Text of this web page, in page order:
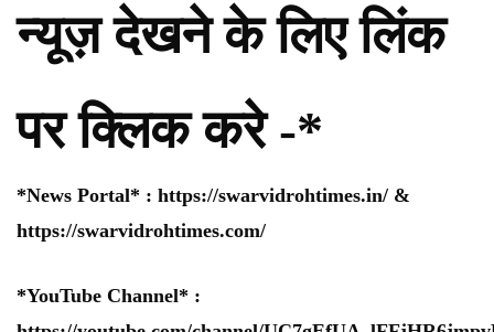
न्यूज़ देखने के लिए लिंक
पर क्लिक करे -*
*News Portal* : https://swarvidrohtimes.in/ &
https://swarvidrohtimes.com/
*YouTube Channel* :